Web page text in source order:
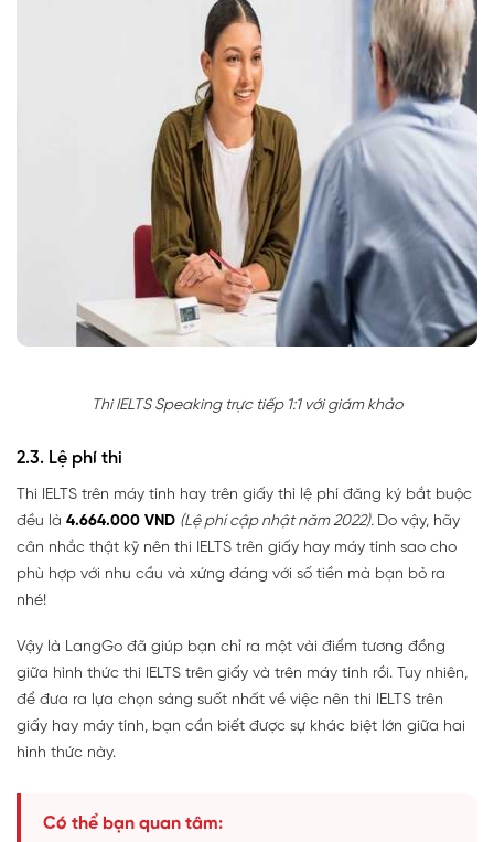
Thi IELTS Speaking trực tiếp 1:1 với giám khảo
2.3. Lệ phí thi
Thi IELTS trên máy tính hay trên giấy thì lệ phí đăng ký bắt buộc
đều là 4.664.000 VND (Lệ phí cập nhật năm 2022). Do vậy, hãy
cân nhắc thật kỹ nên thi IELTS trên giấy hay máy tính sao cho
phù hợp với nhu cầu và xứng đáng với số tiền mà bạn bỏ ra
nhé!
Vậy là LangGo đã giúp bạn chỉ ra một vài điểm tương đồng
giữa hình thức thi IELTS trên giấy và trên máy tính rồi. Tuy nhiên,
để đưa ra lựa chọn sáng suốt nhất về việc nên thi IELTS trên
giấy hay máy tính, bạn cần biết được sự khác biệt lớn giữa hai
hình thức này.
Có thể bạn quan tâm: